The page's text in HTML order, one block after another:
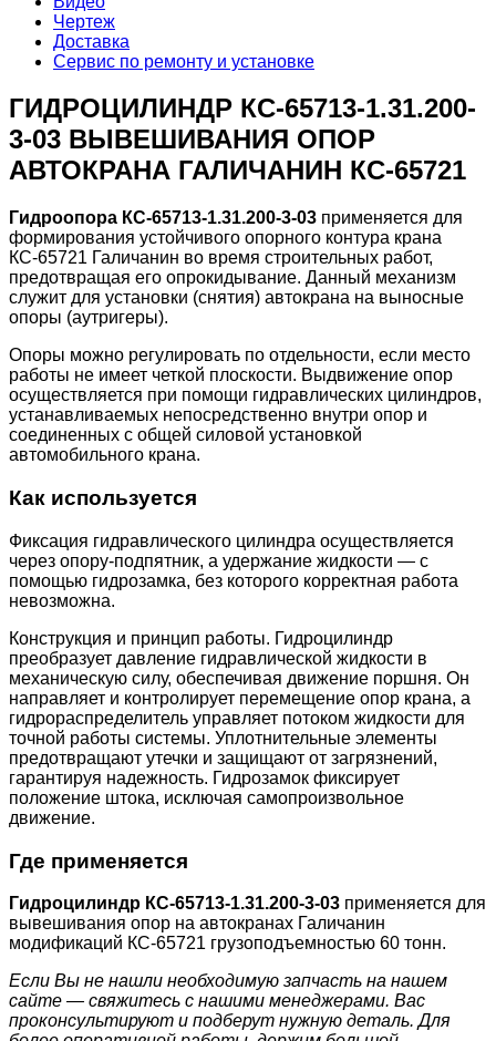
Чертеж
Доставка
Сервис по ремонту и установке
ГИДРОЦИЛИНДР КС-65713-1.31.200-
3-03 ВЫВЕШИВАНИЯ ОПОР
АВТОКРАНА ГАЛИЧАНИН КС-65721
Гидроопора КС-65713-1.31.200-3-03 применяется для
формирования устойчивого опорного контура крана
КС-65721 Галичанин во время строительных работ,
предотвращая его опрокидывание. Данный механизм
служит для установки (снятия) автокрана на выносные
опоры (аутригеры).
Опоры можно регулировать по отдельности, если место
работы не имеет четкой плоскости. Выдвижение опор
осуществляется при помощи гидравлических цилиндров,
устанавливаемых непосредственно внутри опор и
соединенных с общей силовой установкой
автомобильного крана.
Как используется
Фиксация гидравлического цилиндра осуществляется
через опору-подпятник, а удержание жидкости — с
помощью гидрозамка, без которого корректная работа
невозможна.
Конструкция и принцип работы. Гидроцилиндр
преобразует давление гидравлической жидкости в
механическую силу, обеспечивая движение поршня. Он
направляет и контролирует перемещение опор крана, а
гидрораспределитель управляет потоком жидкости для
точной работы системы. Уплотнительные элементы
предотвращают утечки и защищают от загрязнений,
гарантируя надежность. Гидрозамок фиксирует
положение штока, исключая самопроизвольное
движение.
Где применяется
Гидроцилиндр КС-65713-1.31.200-3-03 применяется для
вывешивания опор на автокранах Галичанин
модификаций КС-65721 грузоподъемностью 60 тонн.
Если Вы не нашли необходимую запчасть на нашем
сайте — свяжитесь с нашими менеджерами. Вас
проконсультируют и подберут нужную деталь. Для